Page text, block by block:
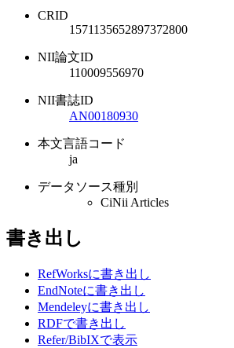
CRID
1571135652897372800
NII論文ID
110009556970
NII書誌ID
AN00180930
本文言語コード
ja
データソース種別
CiNii Articles
書き出し
RefWorksに書き出し
EndNoteに書き出し
Mendeleyに書き出し
RDFで書き出し
Refer/BibIXで表示